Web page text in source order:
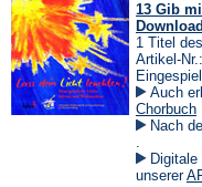
13 Gib
Download
1 Titel
Artikel-
Auch
Chorbuch
Nach
in
einem
.
unserer